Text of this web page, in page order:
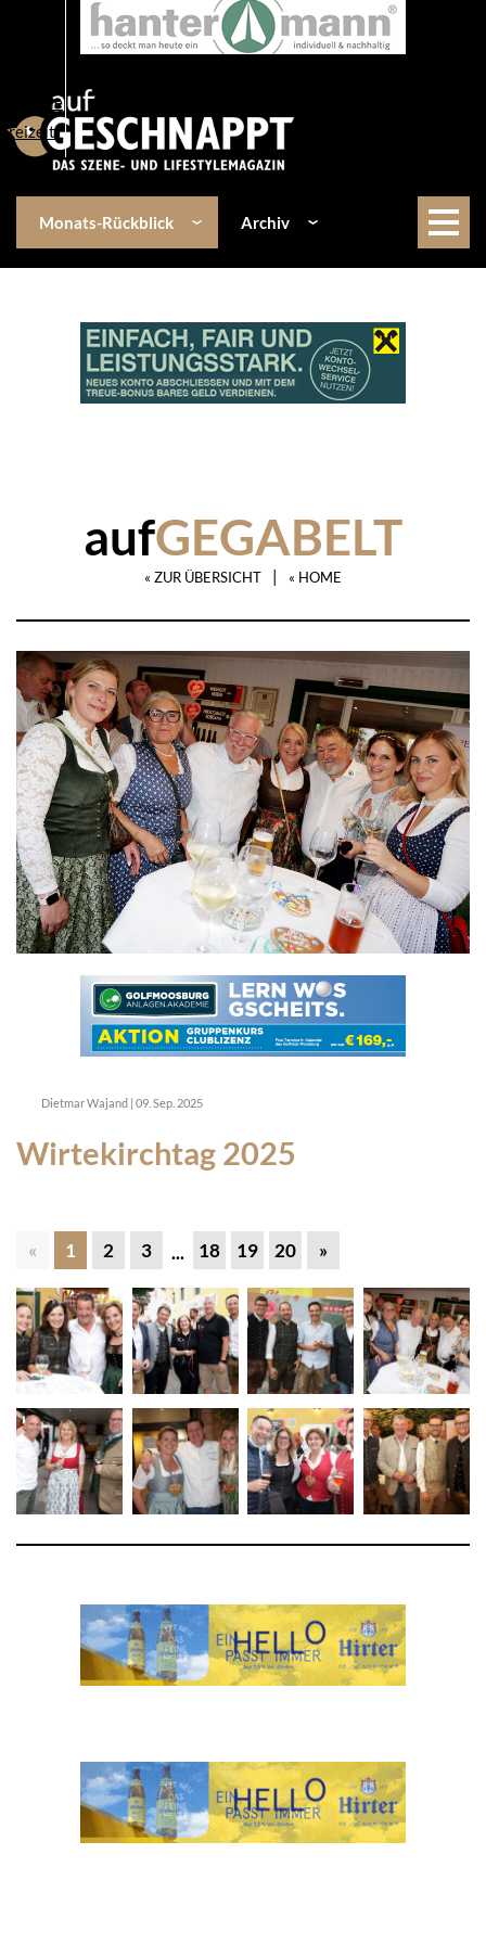
Lifestyle
Freizeit
Monats-Rückblick Archiv
aufGEGABELT
« ZUR ÜBERSICHT | « HOME
Dietmar Wajand | 09. Sep. 2025
Wirtekirchtag 2025
« 1 2 3 ... 18 19 20 »